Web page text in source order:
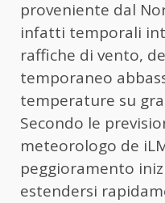
proveniente dal
infatti temporali
raffiche di vento,
temporaneo
temperature su
Secondo le
meteorologo de
peggioramento
estendersi